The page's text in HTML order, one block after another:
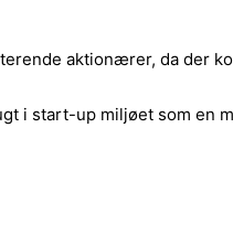
aktionærer, da der
i start-up miljøet som